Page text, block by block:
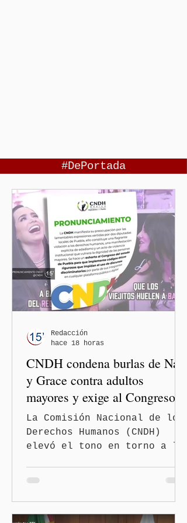
#DePortada
CNDH condena burlas de Nay
y Grace contra adultos
mayores y exige al Congreso
frenar discursos
discriminatorios
La Comisión Nacional de los
Derechos Humanos (CNDH)
elevó el tono en torno a la
Bojalil y Elvia Graciela
"Grace" Palomares Ramírez,
Redacción
hace 18 horas